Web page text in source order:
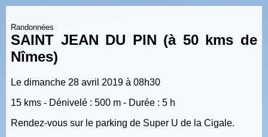
Randonnées
SAINT JEAN DU PIN (à 50 kms de
Nîmes)
Le dimanche 28 avril 2019 à 08h30
15 kms - Dénivelé : 500 m - Durée : 5 h
Rendez-vous sur le parking de Super U de la Cigale.